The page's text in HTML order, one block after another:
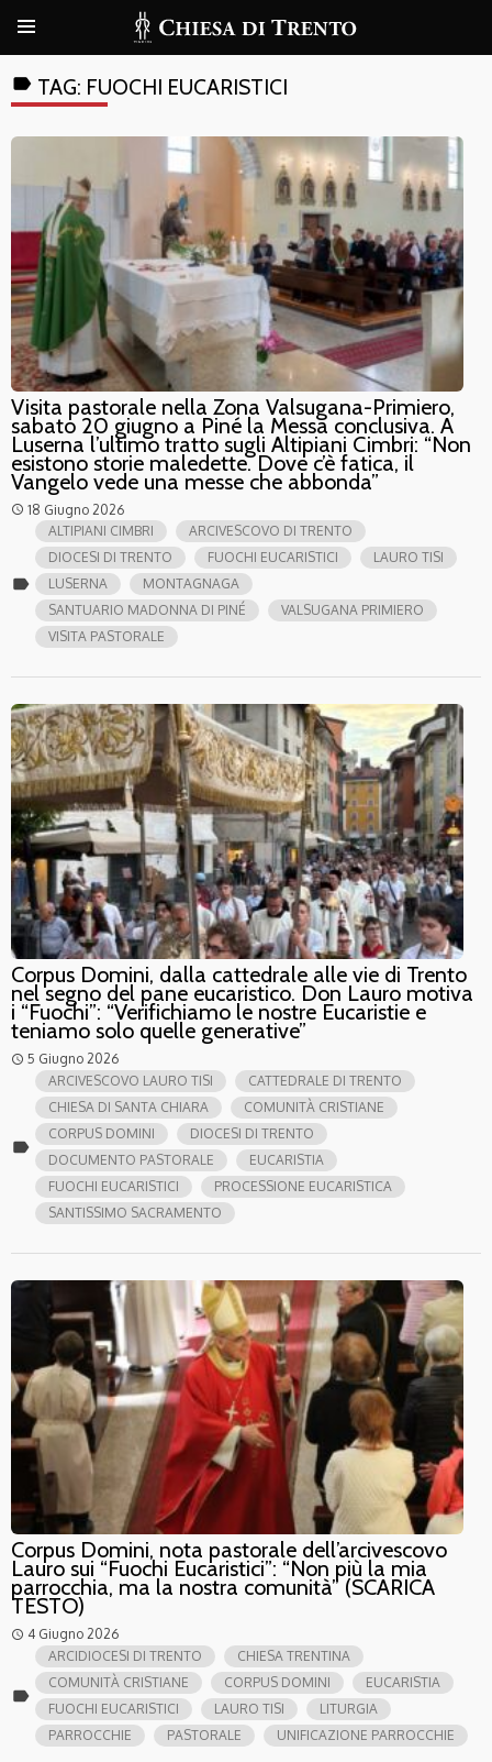
label TAG: FUOCHI EUCARISTICI
Visita pastorale nella Zona Valsugana-Primiero,
sabato 20 giugno a Piné la Messa conclusiva. A
Luserna l’ultimo tratto sugli Altipiani Cimbri: “Non
esistono storie maledette. Dove c’è fatica, il
Vangelo vede una messe che abbonda”
access_time 18 Giugno 2026
label
ALTIPIANI CIMBRI
ARCIVESCOVO DI TRENTO
DIOCESI DI TRENTO
FUOCHI EUCARISTICI
LAURO TISI
LUSERNA
MONTAGNAGA
SANTUARIO MADONNA DI PINÉ
VALSUGANA PRIMIERO
VISITA PASTORALE
Corpus Domini, dalla cattedrale alle vie di Trento
nel segno del pane eucaristico. Don Lauro motiva
i “Fuochi”: “Verifichiamo le nostre Eucaristie e
teniamo solo quelle generative”
access_time 5 Giugno 2026
label
ARCIVESCOVO LAURO TISI
CATTEDRALE DI TRENTO
CHIESA DI SANTA CHIARA
COMUNITÀ CRISTIANE
CORPUS DOMINI
DIOCESI DI TRENTO
DOCUMENTO PASTORALE
EUCARISTIA
FUOCHI EUCARISTICI
PROCESSIONE EUCARISTICA
SANTISSIMO SACRAMENTO
Corpus Domini, nota pastorale dell’arcivescovo
Lauro sui “Fuochi Eucaristici”: “Non più la mia
parrocchia, ma la nostra comunità” (SCARICA
TESTO)
access_time 4 Giugno 2026
label
ARCIDIOCESI DI TRENTO
CHIESA TRENTINA
COMUNITÀ CRISTIANE
CORPUS DOMINI
EUCARISTIA
FUOCHI EUCARISTICI
LAURO TISI
LITURGIA
PARROCCHIE
PASTORALE UNIFICAZIONE PARROCCHIE